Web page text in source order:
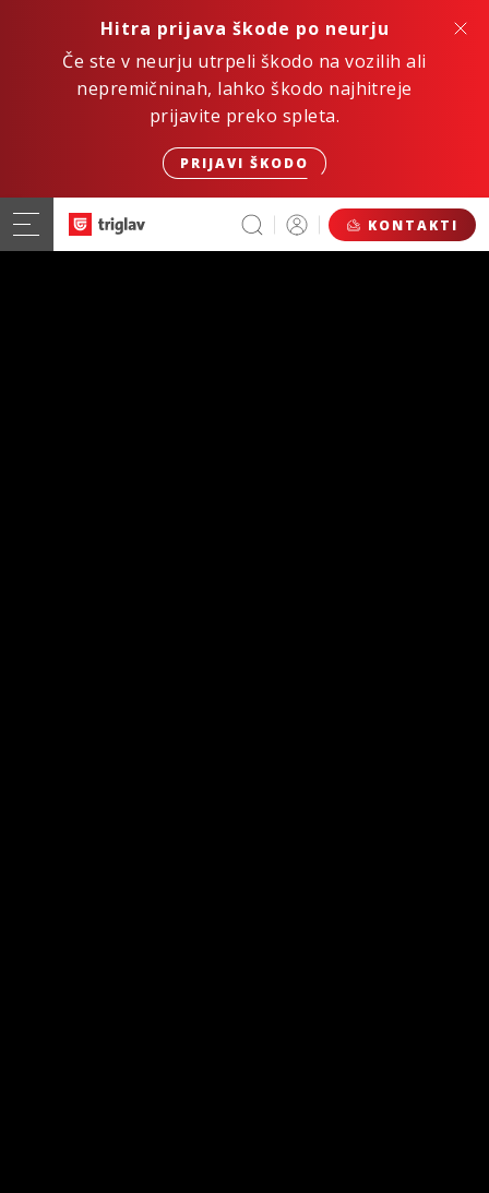
Hitra prijava škode po neurju
Če ste v neurju utrpeli škodo na vozilih ali
nepremičninah, lahko škodo najhitreje
prijavite preko spleta.
PRIJAVI ŠKODO
KONTAKTI